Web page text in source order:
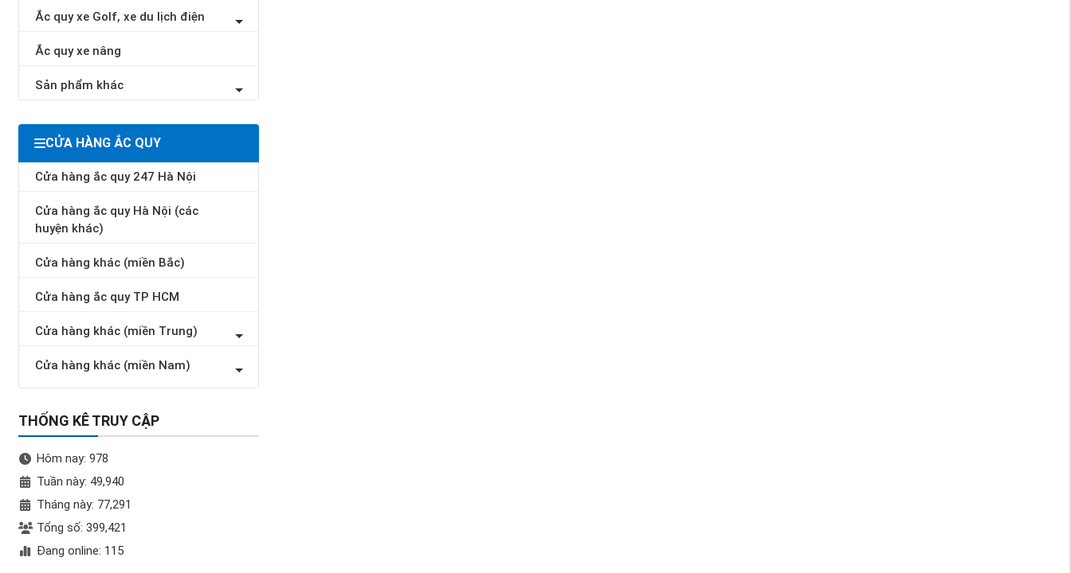
Ắc quy xe Golf, xe du lịch điện
Ắc quy xe nâng
Sản phẩm khác
CỬA HÀNG ẮC QUY
Cửa hàng ắc quy 247 Hà Nội
Cửa hàng ắc quy Hà Nội (các
huyện khác)
Cửa hàng khác (miền Bắc)
Cửa hàng ắc quy TP HCM
Cửa hàng khác (miền Trung)
Cửa hàng khác (miền Nam)
THỐNG KÊ TRUY CẬP
Hôm nay: 978
Tuần này: 49,940
Tháng này: 77,291
Tổng số: 399,421
Đang online: 115